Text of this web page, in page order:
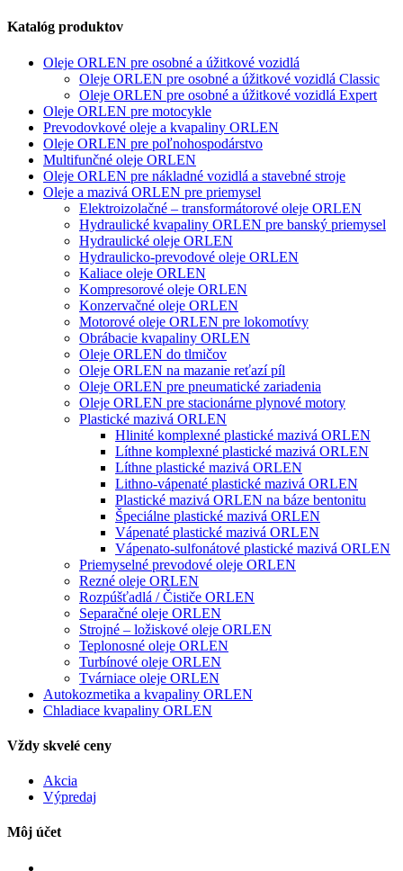
Katalóg produktov
Oleje ORLEN pre osobné a úžitkové vozidlá
Oleje ORLEN pre osobné a úžitkové vozidlá Classic
Oleje ORLEN pre osobné a úžitkové vozidlá Expert
Oleje ORLEN pre motocykle
Prevodovkové oleje a kvapaliny ORLEN
Oleje ORLEN pre poľnohospodárstvo
Multifunčné oleje ORLEN
Oleje ORLEN pre nákladné vozidlá a stavebné stroje
Oleje a mazivá ORLEN pre priemysel
Elektroizolačné – transformátorové oleje ORLEN
Hydraulické kvapaliny ORLEN pre banský priemysel
Hydraulické oleje ORLEN
Hydraulicko-prevodové oleje ORLEN
Kaliace oleje ORLEN
Kompresorové oleje ORLEN
Konzervačné oleje ORLEN
Motorové oleje ORLEN pre lokomotívy
Obrábacie kvapaliny ORLEN
Oleje ORLEN do tlmičov
Oleje ORLEN na mazanie reťazí píl
Oleje ORLEN pre pneumatické zariadenia
Oleje ORLEN pre stacionárne plynové motory
Plastické mazivá ORLEN
Hlinité komplexné plastické mazivá ORLEN
Líthne komplexné plastické mazivá ORLEN
Líthne plastické mazivá ORLEN
Lithno-vápenaté plastické mazivá ORLEN
Plastické mazivá ORLEN na báze bentonitu
Špeciálne plastické mazivá ORLEN
Vápenaté plastické mazivá ORLEN
Vápenato-sulfonátové plastické mazivá ORLEN
Priemyselné prevodové oleje ORLEN
Rezné oleje ORLEN
Rozpúšťadlá / Čističe ORLEN
Separačné oleje ORLEN
Strojné – ložiskové oleje ORLEN
Teplonosné oleje ORLEN
Turbínové oleje ORLEN
Tvárniace oleje ORLEN
Autokozmetika a kvapaliny ORLEN
Chladiace kvapaliny ORLEN
Vždy skvelé ceny
Akcia
Výpredaj
Môj účet